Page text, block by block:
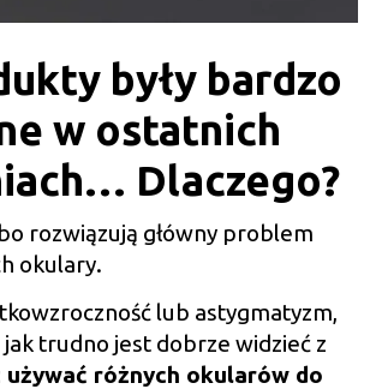
były bardzo
w ostatnich
Dlaczego?
rozwiązują główny problem
okulary.
lub astygmatyzm,
trudno jest dobrze widzieć z
używać różnych okularów do